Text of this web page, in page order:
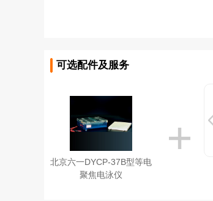
可选配件及服务
北京六一DYCP-37B型等电
聚焦电泳仪